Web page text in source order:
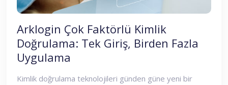
Arklogin Çok Faktörlü Kimlik
Doğrulama: Tek Giriş, Birden Fazla
Uygulama
Kimlik doğrulama teknolojileri günden güne yeni bir